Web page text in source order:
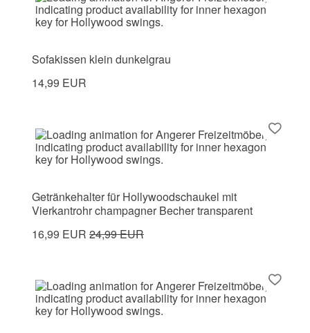
Sofakissen klein dunkelgrau
14,99 EUR
Getränkehalter für Hollywoodschaukel mit
Vierkantrohr champagner Becher transparent
16,99 EUR 24,99 EUR